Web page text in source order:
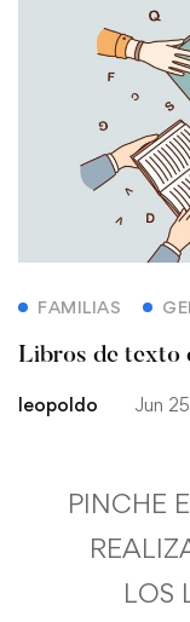
FAMILIAS
Libros de texto
leopoldo Jun
PINCHE
LOS